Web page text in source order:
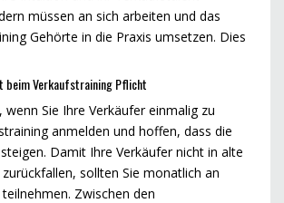
müssen an sich arbeiten und das
Gehörte in die Praxis umsetzen. Dies
beim Verkaufstraining Pflicht
wenn Sie Ihre Verkäufer einmalig zu
anmelden und hoffen, dass die
Damit Ihre Verkäufer nicht in alte
sollten Sie monatlich an
Zwischen den